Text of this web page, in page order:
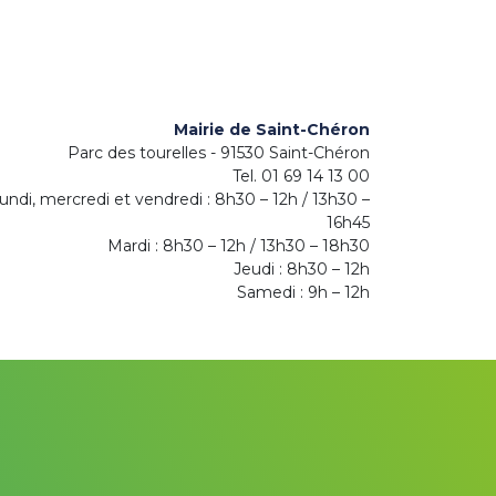
Mairie de Saint-Chéron
Parc des tourelles - 91530 Saint-Chéron
Tel. 01 69 14 13 00
mercredi et vendredi : 8h30 – 12h / 13h30 –
16h45
Mardi : 8h30 – 12h / 13h30 – 18h30
Jeudi : 8h30 – 12h
Samedi : 9h – 12h